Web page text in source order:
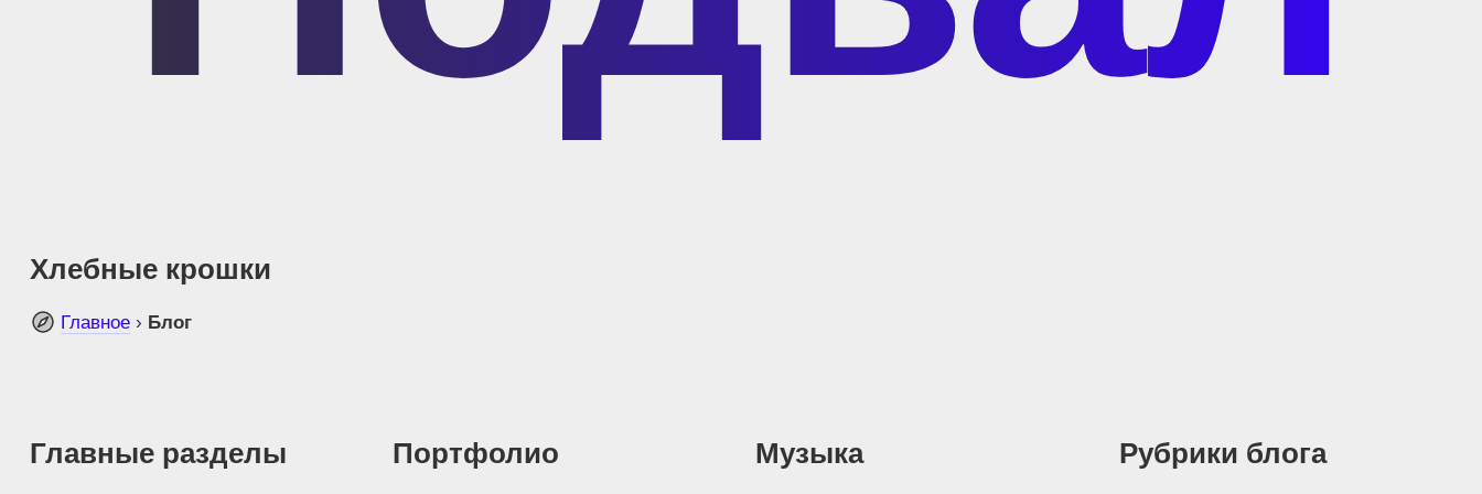
Хлебные крошки
Главное› Блог
Главные разделы Портфолио Музыка Рубрики блога